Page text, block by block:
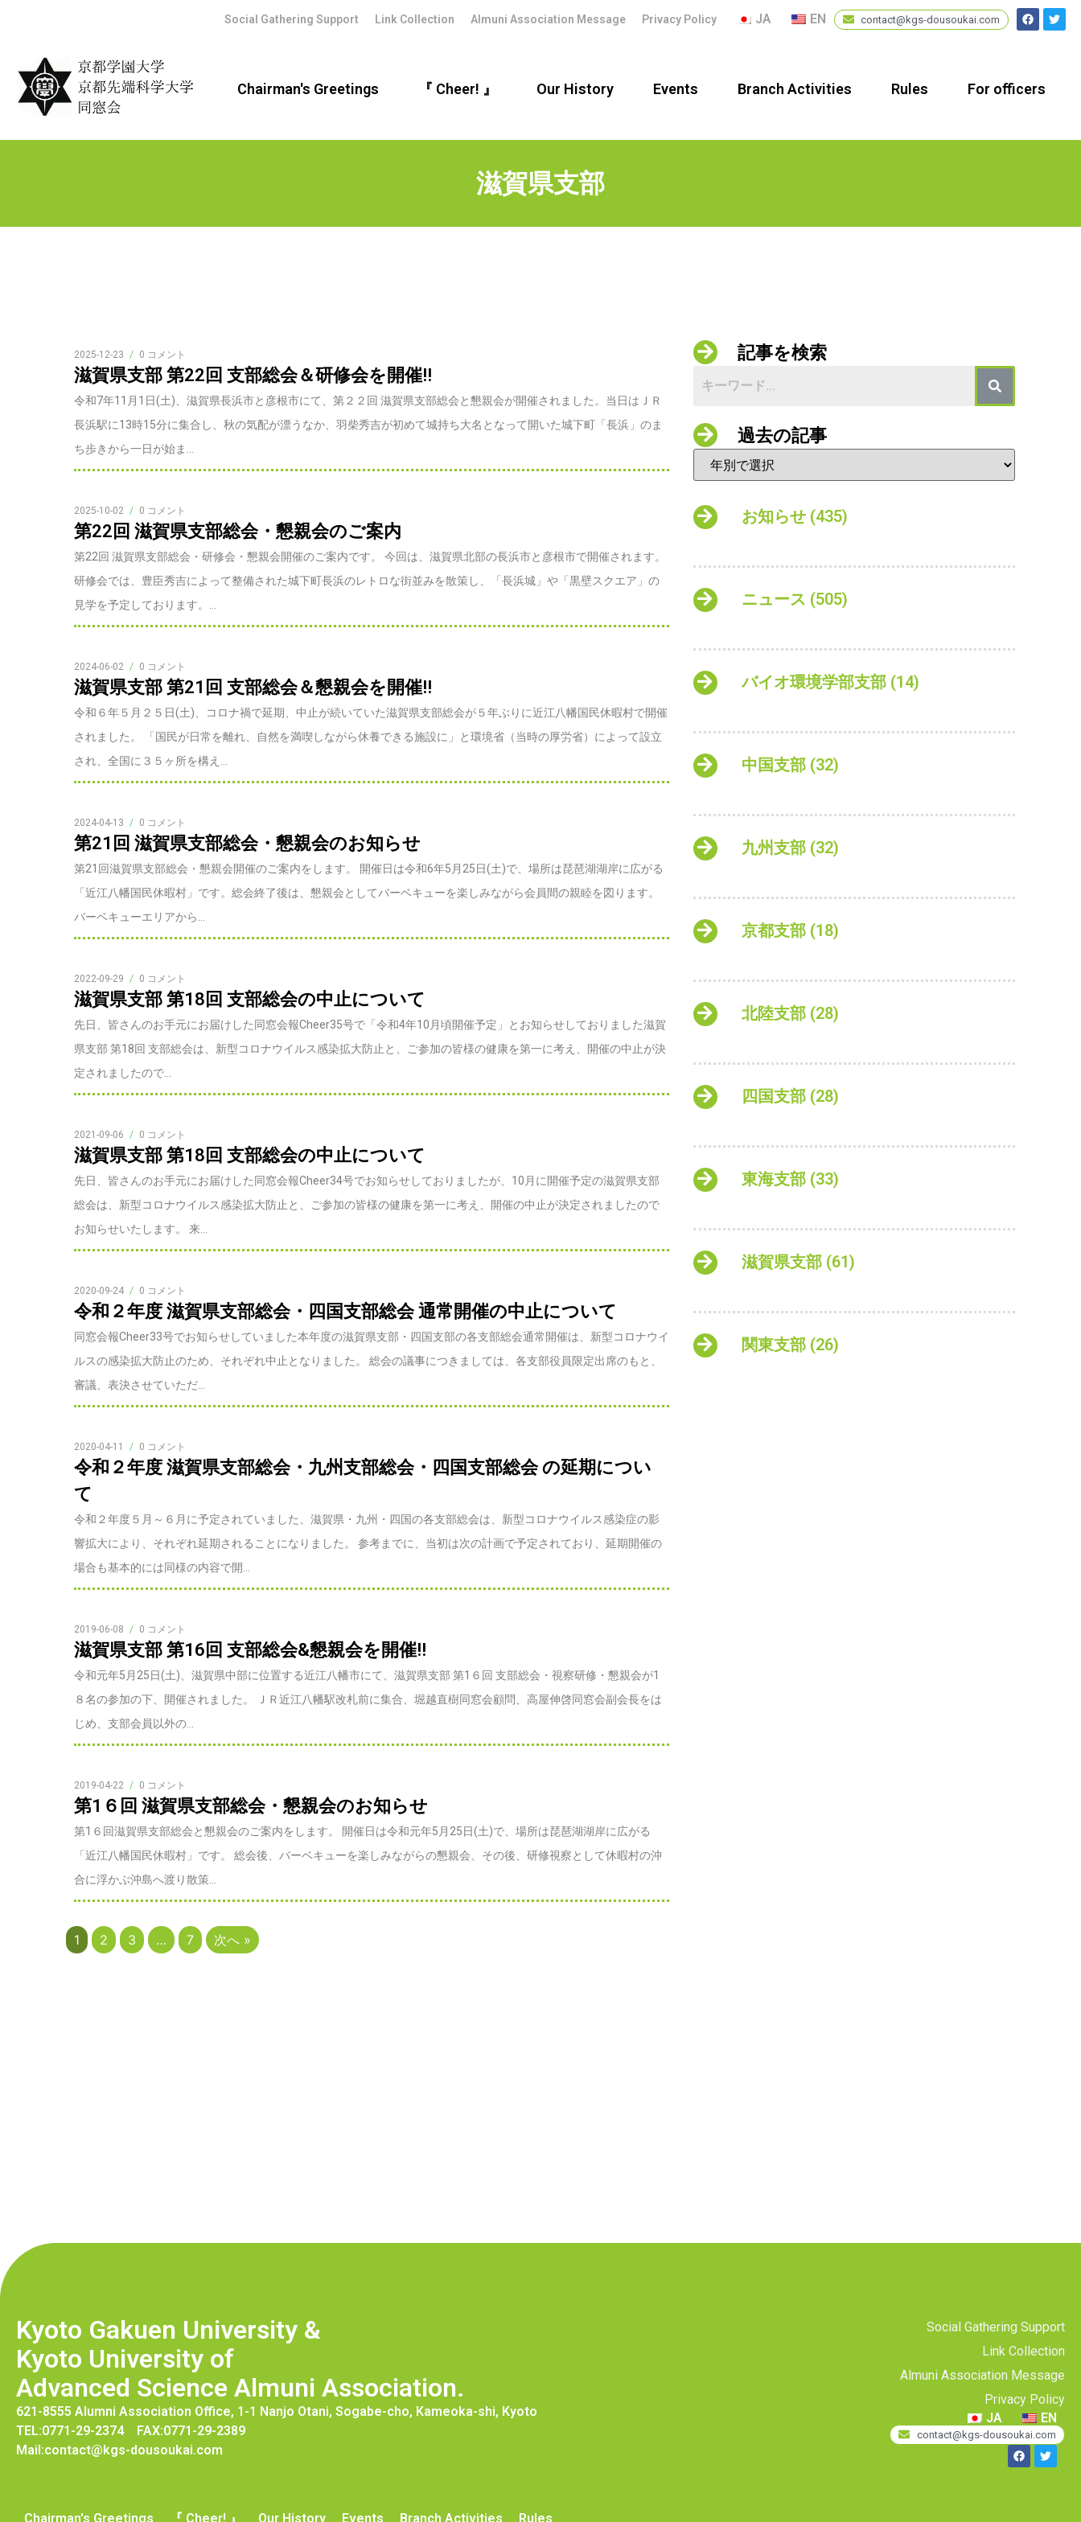
Social Gathering Support Link Collection Almuni Association Message Privacy Policy JA EN contact@kgs-dousoukai.com
Chairman's Greetings 『 Cheer! 』 Our History Events Branch Activities Rules For officers
滋賀県支部
2025-12-23 / 0 コメント
滋賀県支部 第22回 支部総会＆研修会を開催!!
令和7年11月1日(土)、滋賀県長浜市と彦根市にて、第２２回 滋賀県支部総会と懇親会が開催されました。当日はＪＲ
長浜駅に13時15分に集合し、秋の気配が漂うなか、羽柴秀吉が初めて城持ち大名となって開いた城下町「長浜」のま
ち歩きから一日が始ま...
2025-10-02 / 0 コメント
第22回 滋賀県支部総会・懇親会のご案内
第22回 滋賀県支部総会・研修会・懇親会開催のご案内です。 今回は、滋賀県北部の長浜市と彦根市で開催されます。
研修会では、豊臣秀吉によって整備された城下町長浜のレトロな街並みを散策し、「長浜城」や「黒壁スクエア」の
見学を予定しております。...
2024-06-02 / 0 コメント
滋賀県支部 第21回 支部総会＆懇親会を開催!!
令和６年５月２５日(土)、コロナ禍で延期、中止が続いていた滋賀県支部総会が５年ぶりに近江八幡国民休暇村で開催
されました。 「国民が日常を離れ、自然を満喫しながら休養できる施設に」と環境省（当時の厚労省）によって設立
され、全国に３５ヶ所を構え...
2024-04-13 / 0 コメント
第21回 滋賀県支部総会・懇親会のお知らせ
第21回滋賀県支部総会・懇親会開催のご案内をします。 開催日は令和6年5月25日(土)で、場所は琵琶湖湖岸に広がる
「近江八幡国民休暇村」です。総会終了後は、懇親会としてバーベキューを楽しみながら会員間の親睦を図ります。
バーベキューエリアから...
2022-09-29 / 0 コメント
滋賀県支部 第18回 支部総会の中止について
先日、皆さんのお手元にお届けした同窓会報Cheer35号で「令和4年10月頃開催予定」とお知らせしておりました滋賀
県支部 第18回 支部総会は、新型コロナウイルス感染拡大防止と、ご参加の皆様の健康を第一に考え、開催の中止が決
定されましたので...
2021-09-06 / 0 コメント
滋賀県支部 第18回 支部総会の中止について
先日、皆さんのお手元にお届けした同窓会報Cheer34号でお知らせしておりましたが、10月に開催予定の滋賀県支部
総会は、新型コロナウイルス感染拡大防止と、ご参加の皆様の健康を第一に考え、開催の中止が決定されましたので
お知らせいたします。 来...
2020-09-24 / 0 コメント
令和２年度 滋賀県支部総会・四国支部総会 通常開催の中止について
同窓会報Cheer33号でお知らせしていました本年度の滋賀県支部・四国支部の各支部総会通常開催は、新型コロナウイ
ルスの感染拡大防止のため、それぞれ中止となりました。 総会の議事につきましては、各支部役員限定出席のもと、
審議、表決させていただ...
2020-04-11 / 0 コメント
令和２年度 滋賀県支部総会・九州支部総会・四国支部総会 の延期につい
て
令和２年度５月～６月に予定されていました、滋賀県・九州・四国の各支部総会は、新型コロナウイルス感染症の影
響拡大により、それぞれ延期されることになりました。 参考までに、当初は次の計画で予定されており、延期開催の
場合も基本的には同様の内容で開...
2019-06-08 / 0 コメント
滋賀県支部 第16回 支部総会&懇親会を開催!!
令和元年5月25日(土)、滋賀県中部に位置する近江八幡市にて、滋賀県支部 第1６回 支部総会・視察研修・懇親会が1
８名の参加の下、開催されました。 ＪＲ近江八幡駅改札前に集合、堀越直樹同窓会顧問、高屋伸啓同窓会副会長をは
じめ、支部会員以外の...
2019-04-22 / 0 コメント
第1６回 滋賀県支部総会・懇親会のお知らせ
第1６回滋賀県支部総会と懇親会のご案内をします。 開催日は令和元年5月25日(土)で、場所は琵琶湖湖岸に広がる
「近江八幡国民休暇村」です。 総会後、バーベキューを楽しみながらの懇親会、その後、研修視察として休暇村の沖
合に浮かぶ沖島へ渡り散策...
1 2 3 … 7 次へ »
記事を検索
過去の記事
お知らせ (435)
ニュース (505)
バイオ環境学部支部 (14)
中国支部 (32)
九州支部 (32)
京都支部 (18)
北陸支部 (28)
四国支部 (28)
東海支部 (33)
滋賀県支部 (61)
関東支部 (26)
Kyoto Gakuen University &
Kyoto University of
Advanced Science Almuni Association.
621-8555 Alumni Association Office, 1-1 Nanjo Otani, Sogabe-cho, Kameoka-shi, Kyoto
TEL:0771-29-2374 FAX:0771-29-2389
Mail:contact@kgs-dousoukai.com
Chairman's Greetings 『 Cheer! 』 Our History Events Branch Activities Rules
Social Gathering Support
Link Collection
Almuni Association Message
Privacy Policy
JA
EN
contact@kgs-dousoukai.com